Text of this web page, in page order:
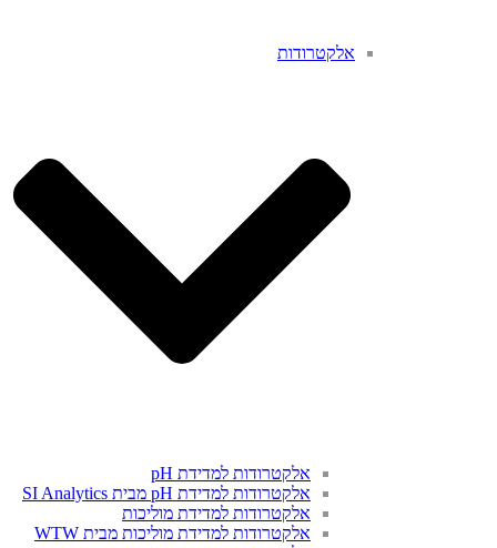
אלקטרודות
אלקטרודות למדידת pH
אלקטרודות למדידת pH מבית SI Analytics
אלקטרודות למדידת מוליכות
אלקטרודות למדידת מוליכות מבית WTW